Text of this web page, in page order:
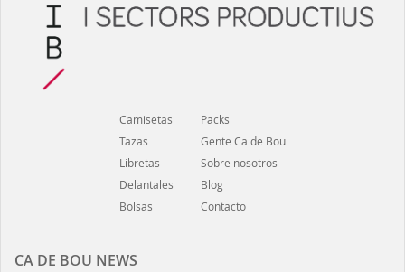
Camisetas
Tazas
Libretas
Delantales
Bolsas
Packs
Gente Ca de Bou
Sobre nosotros
Blog
Contacto
CA DE BOU NEWS